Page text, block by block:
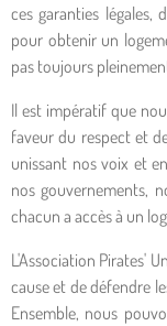
ces garanties légales,
pour obtenir un
pas toujours
Il est impératif que
faveur du respect et
unissant nos voix et
nos gouvernements,
chacun a accès à un
L'Association Pirates'
cause et de défendre
Ensemble, nous